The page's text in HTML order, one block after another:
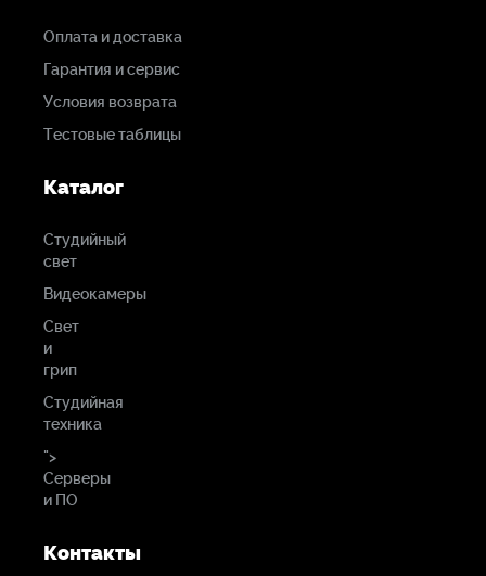
Оплата и доставка
Гарантия и сервис
Условия возврата
Тестовые таблицы
Каталог
Студийный
свет
Видеокамеры
Свет
и
грип
Студийная
техника
">
Серверы
и ПО
Контакты